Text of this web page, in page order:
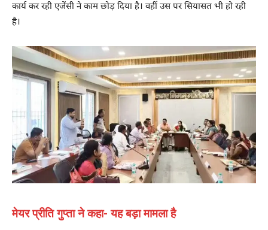
कार्य कर रही एजेंसी ने काम छोड़ दिया है। वहीं उस पर सियासत भी हो रही
है।
मेयर प्रीति गुप्ता ने कहा- यह बड़ा मामला है